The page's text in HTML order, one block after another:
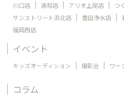
川口店
浦和店 アリオ上尾店
つ
サンストリート浜北店
豊田浄水店
福岡西店
イベント
キッズオーディション 撮影会 ワー
コラム